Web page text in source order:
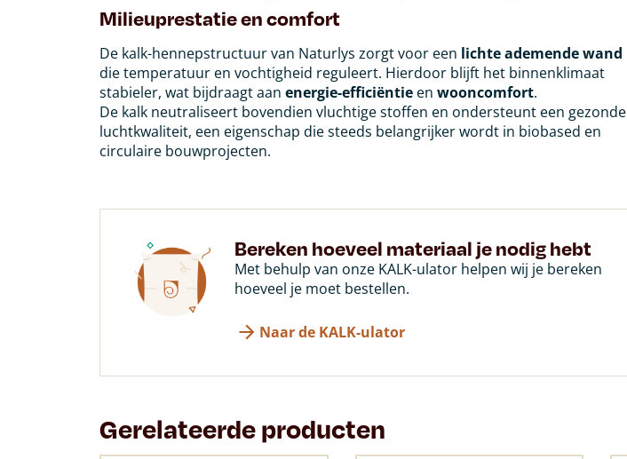
Milieuprestatie en comfort
De kalk-hennepstructuur van Naturlys zorgt voor een lichte ademende wand
die temperatuur en vochtigheid reguleert. Hierdoor blijft het binnenklimaat
stabieler, wat bijdraagt aan energie-efficiëntie en wooncomfort.
De kalk neutraliseert bovendien vluchtige stoffen en ondersteunt een gezonde
luchtkwaliteit, een eigenschap die steeds belangrijker wordt in biobased en
circulaire bouwprojecten.
Bereken hoeveel materiaal je nodig hebt
Met behulp van onze KALK-ulator helpen wij je bereken
hoeveel je moet bestellen.
Naar de KALK-ulator
Gerelateerde producten